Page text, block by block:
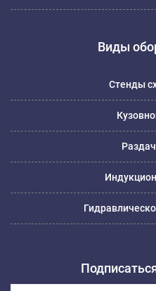
Виды
Стенды